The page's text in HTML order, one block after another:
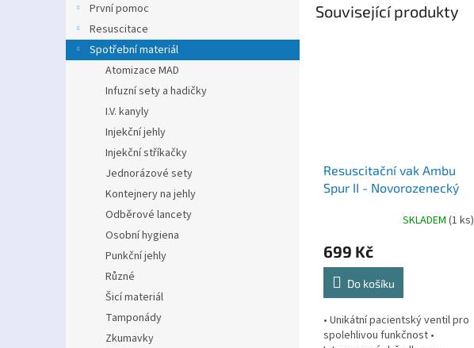
První pomoc
Resuscitace
Spotřební materiál
Atomizace MAD
Infuzní sety a hadičky
I.V. kanyly
Injekční jehly
Injekční stříkačky
Jednorázové sety
Kontejnery na jehly
Odběrové lancety
Osobní hygiena
Punkční jehly
Různé
Šicí materiál
Tamponády
Zkumavky
Související produkty
Resuscitační vak Ambu
Spur II - Novorozenecký
SKLADEM (1 ks)
699 Kč
Do košíku
• Unikátní pacientský ventil pro
spolehlivou funkčnost •